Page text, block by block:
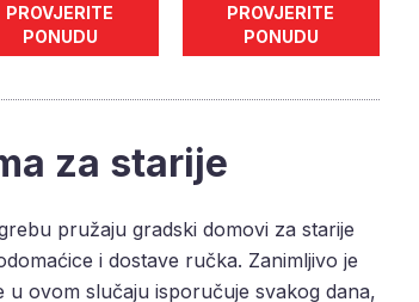
PROVJERITE
PONUDU
PROVJERITE
PONUDU
za starije
pružaju gradski domovi za starije
i dostave ručka. Zanimljivo je
ovom slučaju isporučuje svakog dana,